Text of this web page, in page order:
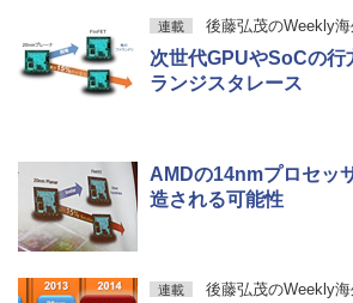
連載 後藤弘茂のWeekly
次世代GPUやSoCの行
ランジスタレース
AMDの14nmプロセッ
造される可能性
連載 後藤弘茂のWeekly